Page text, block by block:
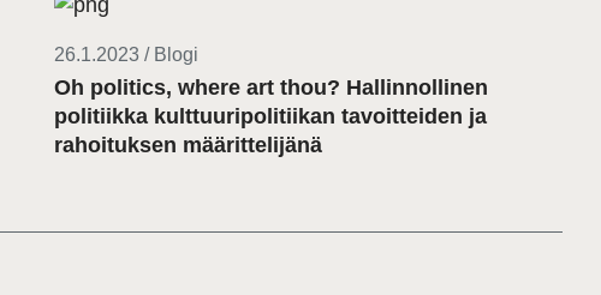
26.1.2023 / Blogi
Oh politics, where art thou? Hallinnollinen
politiikka kulttuuripolitiikan tavoitteiden ja
rahoituksen määrittelijänä